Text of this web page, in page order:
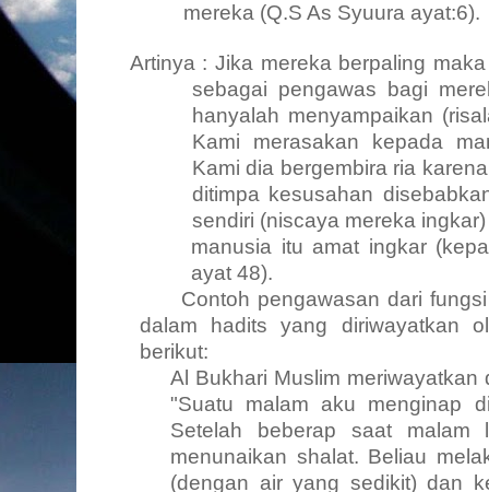
mereka (Q.S As Syuura ayat:6).
Artinya : Jika mereka berpaling
sebagai pengawas bagi
hanyalah menyampaikan
Kami merasakan kepada
Kami dia bergembira ria
ditimpa kesusahan
sendiri (niscaya mereka
manusia itu amat ingkar
ayat 48).
Contoh pengawasan dari
dalam hadits yang diriwayatkan
berikut:
Al Bukhari Muslim meriwayatkan
"Suatu malam aku menginap
Setelah beberap saat malam
menunaikan shalat. Beliau
(dengan air yang sedikit) dan